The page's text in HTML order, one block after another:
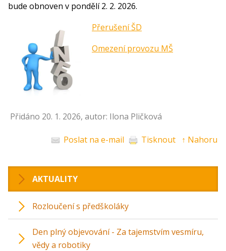
bude obnoven v pondělí 2. 2. 2026.
Přerušení ŠD
Omezení provozu MŠ
Přidáno 20. 1. 2026, autor: Ilona Pličková
Poslat na e-mail Tisknout ↑ Nahoru
AKTUALITY
Rozloučení s předškoláky
Den plný objevování - Za tajemstvím vesmíru,
vědy a robotiky